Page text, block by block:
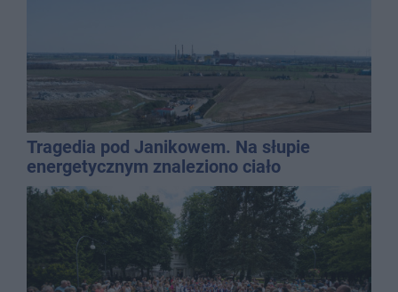
Tragedia pod Janikowem. Na słupie
energetycznym znaleziono ciało
mężczyzny